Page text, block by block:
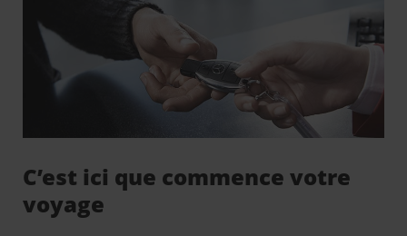
C’est ici que commence votre
voyage